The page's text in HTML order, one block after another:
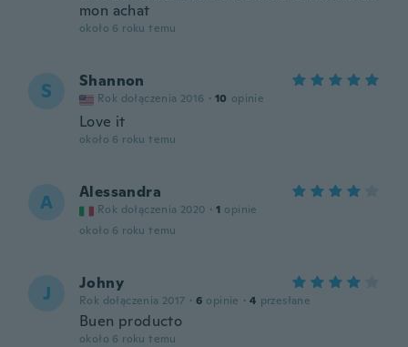
mon achat
około 6 roku temu
S Shannon
Rok dołączenia 2016 · 10 opinie
Love it
około 6 roku temu
A Alessandra
Rok dołączenia 2020 · 1 opinie
około 6 roku temu
J Johny
Rok dołączenia 2017 · 6 opinie · 4 przesłane
Buen producto
około 6 roku temu